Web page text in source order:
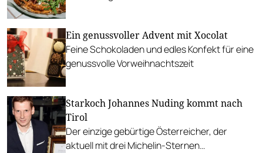
Ein genussvoller Advent mit Xocolat
Feine Schokoladen und edles Konfekt für eine
genussvolle Vorweihnachtszeit
Starkoch Johannes Nuding kommt nach
Tirol
Der einzige gebürtige Österreicher, der
aktuell mit drei Michelin-Sternen